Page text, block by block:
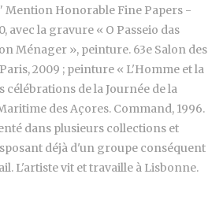
Mention Honorable Fine Papers -
avec la gravure « O Passeio das
Ménager », peinture. 63e Salon des
2009 ; peinture « L'Homme et la
célébrations de la Journée de la
des Açores. Command, 1996.
dans plusieurs collections et
déjà d'un groupe conséquent
L'artiste vit et travaille à Lisbonne.